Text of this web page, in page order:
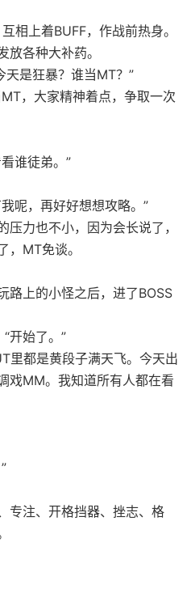
相上着BUFF，作战前热身。
放各种大补药。
天是狂暴？谁当MT？”
，大家精神着点，争取一次
谁徒弟。”
呢，再好好想想攻略。”
力也不小，因为会长说了，
，MT免谈。
路上的小怪之后，进了BOSS
开始了。”
里都是黄段子满天飞。今天出
戏MM。我知道所有人都在看
专注、开格挡器、挫志、格